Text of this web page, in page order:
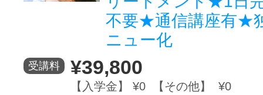
不要★通信講座有★
ニュー化
受講料 ¥39,800
【入学金】 ¥0 【その他】 ¥0